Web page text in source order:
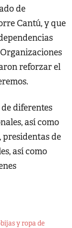
de
Cantú, y que
reforzar el
diferentes
así como
presidentas de
así como
y ropa de